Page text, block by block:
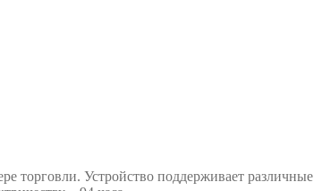
торговли. Устройство поддерживает различные